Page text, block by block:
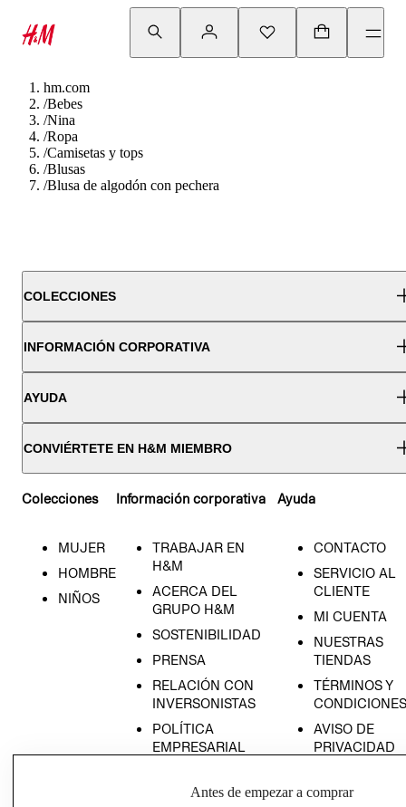
hm.com
/Bebes
/Nina
/Ropa
/Camisetas y tops
/Blusas
/Blusa de algodón con pechera
COLECCIONES
INFORMACIÓN CORPORATIVA
AYUDA
CONVIÉRTETE EN H&M MIEMBRO
Colecciones
MUJER
HOMBRE
NIÑOS
Información corporativa
TRABAJAR EN
H&M
ACERCA DEL
GRUPO H&M
SOSTENIBILIDAD
PRENSA
RELACIÓN CON
INVERSONISTAS
POLÍTICA
EMPRESARIAL
Ayuda
CONTACTO
SERVICIO AL
CLIENTE
MI CUENTA
NUESTRAS
TIENDAS
TÉRMINOS Y
CONDICIONES
AVISO DE
PRIVACIDAD
AVISO DE
Antes de empezar a comprar